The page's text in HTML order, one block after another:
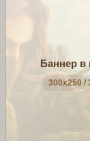
Баннер в
300x250 /